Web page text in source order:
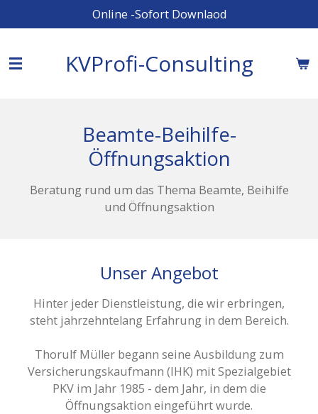
Hauptinhalt
Online -Sofort Downlaod
KVProfi-Consulting
Beamte-Beihilfe-
Öffnungsaktion
Beratung rund um das Thema Beamte, Beihilfe
und Öffnungsaktion
Unser Angebot
Hinter jeder Dienstleistung, die wir erbringen,
steht jahrzehntelang Erfahrung in dem Bereich.
Thorulf Müller begann seine Ausbildung zum
Versicherungskaufmann (IHK) mit Spezialgebiet
PKV im Jahr 1985 - dem Jahr, in dem die
Öffnungsaktion eingeführt wurde.